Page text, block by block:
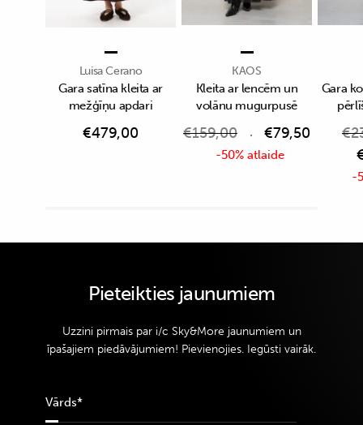
Luisa Cerano
Gara satīna kleita ar
mežģīņu apdari
€479,00
KAOS
Kleita ar lencēm un
volānu mugurpusē
€159,00 €79,50
-50% atlaide
Gara
€
-
Pieteikties jaunumiem
Uzzini pirmais par i/c Sky&More jaunumiem un
īpašajiem piedāvājumiem! Pievienojies. Iegūsti vairāk.